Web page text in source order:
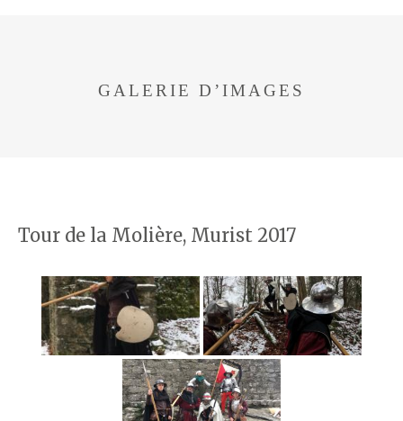
GALERIE D’IMAGES
Tour de la Molière, Murist 2017